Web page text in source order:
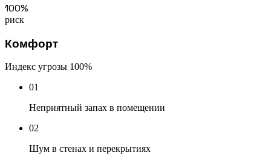
100%
риск
Комфорт
Индекс угрозы 100%
01
Неприятный запах в помещении
02
Шум в стенах и перекрытиях